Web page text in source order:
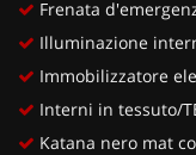
Frenata
Illuminazione
Immobilizzatore
Interni in tessuto/
Katana nero mat